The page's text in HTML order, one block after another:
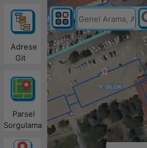
Adrese
Git
Parsel
Sorgulama